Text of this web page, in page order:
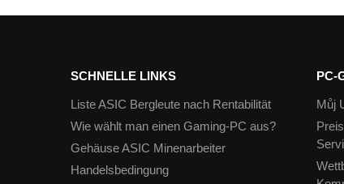
SCHNELLE LINKS
Liste ASIC Bergleute nach Rentabilität
Wie wählt man einen Gaming-PC aus?
Gehäuse ASIC Minenarbeiter
Handelsbedingung
PC-
Můj